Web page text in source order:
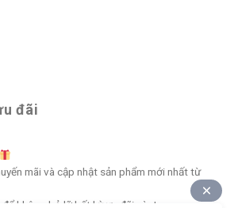
đãi
mãi và cập nhật sản phẩm mới nhất từ
không bỏ lỡ bất kỳ ưu đãi nào!